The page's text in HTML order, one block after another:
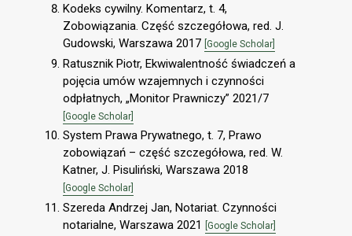
Kodeks cywilny. Komentarz, t. 4,
Zobowiązania. Część szczegółowa, red. J.
Gudowski, Warszawa 2017 [Google Scholar]
Ratusznik Piotr, Ekwiwalentność świadczeń a
pojęcia umów wzajemnych i czynności
odpłatnych, „Monitor Prawniczy” 2021/7
[Google Scholar]
System Prawa Prywatnego, t. 7, Prawo
zobowiązań – część szczegółowa, red. W.
Katner, J. Pisuliński, Warszawa 2018
[Google Scholar]
Szereda Andrzej Jan, Notariat. Czynności
notarialne, Warszawa 2021
[Google Scholar]